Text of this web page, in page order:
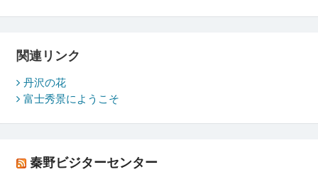
関連リンク
丹沢の花
富士秀景にようこそ
秦野ビジターセンター